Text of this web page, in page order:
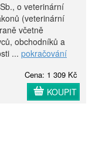
o veterinární
(veterinární
včetně
obchodníků a
... pokračování
Cena: 1 309 Kč
KOUPIT